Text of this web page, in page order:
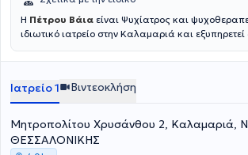
Η Πέτρου Βάια είναι Ψυχίατρος και
ιδιωτικό ιατρείο στην Καλαμαριά και
Ιατρική σχολή του Εθνικού και Καποδιστριακού
Ολοκλήρωσε την ειδικότητα της στο Ψυχιατρικό
Θεσσαλονίκης και εργάζεται ως ιδιώτης
2024 εργάζεται ως ψυχίατρος στην εταιρία
Ημέρας Εστία. Στη διάρκεια των σπουδών της
κλινική εμπειρία σε διάφορα κομμάτια της
Ιατρείο 1 Βιντεοκλήση
Μητροπολίτου Χρυσάνθου 2,
ΘΕΣΣΑΛΟΝΙΚΗΣ